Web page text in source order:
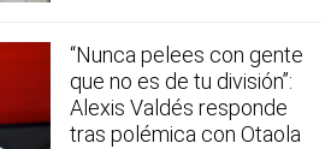
“Nunca pelees con gente
que no es de tu división”:
Alexis Valdés responde
tras polémica con Otaola